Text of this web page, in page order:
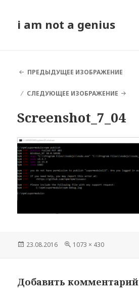
i am not a genius
ПРЕДЫДУЩЕЕ ИЗОБРАЖЕНИЕ
СЛЕДУЮЩЕЕ ИЗОБРАЖЕНИЕ
Screenshot_7_04
Опубликовано
23.08.2016
Полный
1073 × 430
Добавить комментарий